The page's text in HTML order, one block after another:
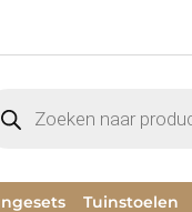
Tuinstoelen